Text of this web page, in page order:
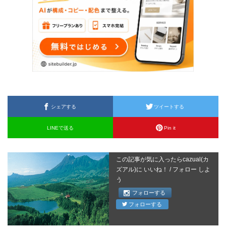
シェアする ツイートする
LINEで送る Pin it
この記事が気に入ったらcazual(カ
ズアル)に いいね！ / フォロー しよ
う
フォローする
フォローする